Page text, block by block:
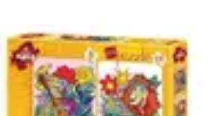
Senior Animal Guide